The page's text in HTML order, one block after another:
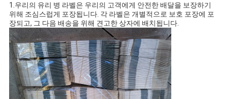
1.우리의 유리 병 라벨은 우리의 고객에게 안전한 배달을 보장하기
위해 조심스럽게 포장됩니다. 각 라벨은 개별적으로 보호 포장에 포
장되고, 그 다음 배송을 위해 견고한 상자에 배치됩니다.